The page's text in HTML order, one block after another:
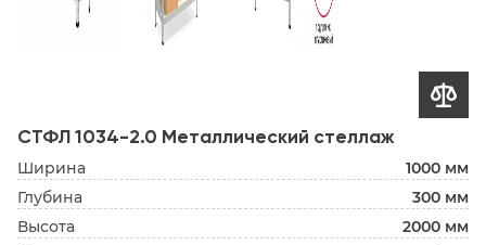

СТФЛ 1034-2.0 Металлический стеллаж
Ширина
1000 мм
Глубина
300 мм
Высота
2000 мм